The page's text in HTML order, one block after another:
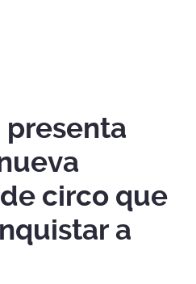
presenta
circo que
a